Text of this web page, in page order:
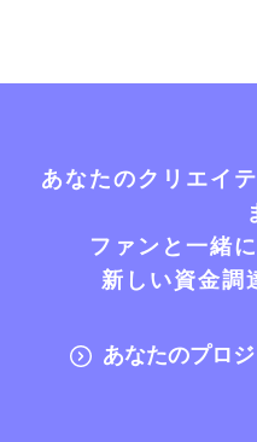
あなたのクリエイ
ファンと一緒
新しい資金調
あなたのプロ